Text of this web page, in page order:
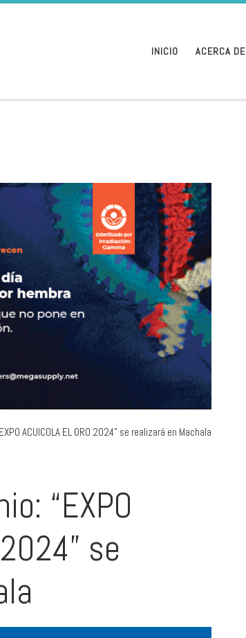
INICIO ACERCA DE
“EXPO
se